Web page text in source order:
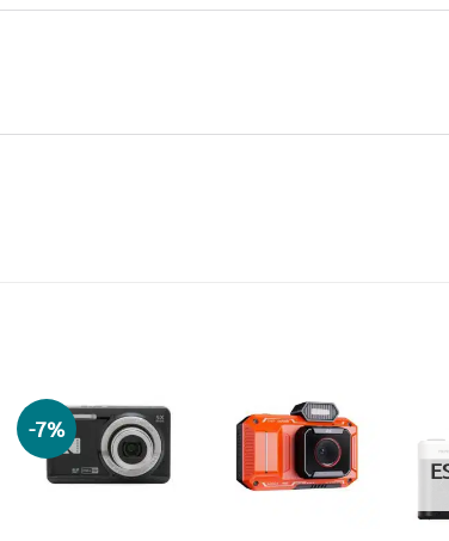
-7%
Adicionar
aos meus
desejos
Adicionar
aos meus
desejos